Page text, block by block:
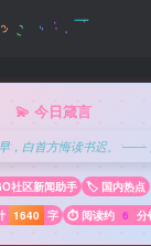
💫 今日箴言
，白首方悔读书迟。 ——
社区新闻助手
🏷️ 国内热点
1640 字 ⏱️ 阅读约 6 分